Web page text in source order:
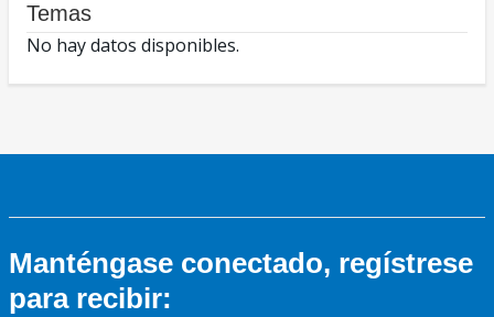
Temas
No hay datos disponibles.
Manténgase conectado, regístrese
para recibir: